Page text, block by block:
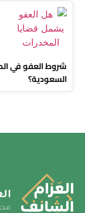
شروط العفو في
السعودية؟